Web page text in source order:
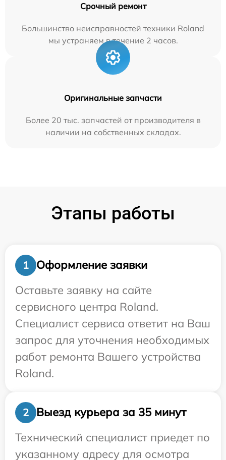
Срочный ремонт
Большинство неисправностей техники Roland
мы устраняем в течение 2 часов.
Оригинальные запчасти
Более 20 тыс. запчастей от производителя в
наличии на собственных складах.
Этапы работы
1
Оформление заявки
Оставьте заявку на сайте
сервисного центра Roland.
Специалист сервиса ответит на Ваш
запрос для уточнения необходимых
работ ремонта Вашего устройства
Roland.
2
Выезд курьера за 35 минут
Технический специалист приедет по
указанному адресу для осмотра